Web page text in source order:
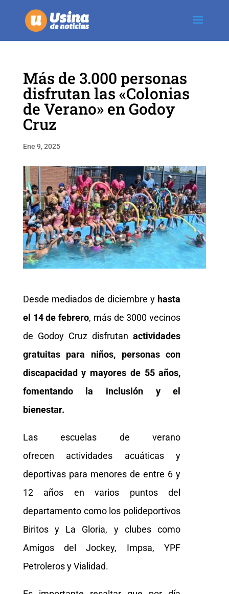
Más de 3.000 personas
disfrutan las «Colonias
de Verano» en Godoy
Cruz
Ene 9, 2025
Desde mediados de diciembre y hasta
el 14 de febrero, más de 3000 vecinos
de Godoy Cruz disfrutanactividades
gratuitas para niños, personas con
discapacidad y mayores de 55 años,
fomentando la inclusión y el
bienestar.
Las escuelas de verano
ofrecen actividades acuáticas y
deportivas para menores de entre 6 y
12 años en varios puntos del
departamento como los polideportivos
Biritos y La Gloria, y clubes como
Amigos del Jockey, Impsa, YPF
Petroleros y Vialidad.